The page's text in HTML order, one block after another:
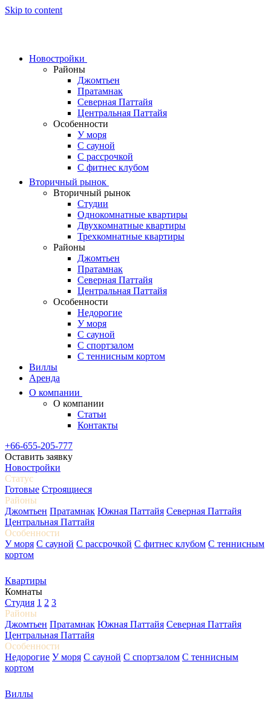
Skip to content
Новостройки
Районы
Джомтьен
Пратамнак
Северная Паттайя
Центральная Паттайя
Особенности
У моря
С сауной
С рассрочкой
С фитнес клубом
Вторичный рынок
Вторичный рынок
Студии
Однокомнатные квартиры
Двухкомнатные квартиры
Трехкомнатные квартиры
Районы
Джомтьен
Пратамнак
Северная Паттайя
Центральная Паттайя
Особенности
Недорогие
У моря
С сауной
С спортзалом
С теннисным кортом
Виллы
Аренда
О компании
О компании
Статьи
Контакты
+66-655-205-777
Оставить заявку
Новостройки
Статус
Готовые Строящиеся
Районы
Джомтьен Пратамнак Южная Паттайя Северная Паттайя
Центральная Паттайя
Особенности
У моря С сауной С рассрочкой С фитнес клубом С теннисным
кортом
Квартиры
Комнаты
Студия 1 2 3
Районы
Джомтьен Пратамнак Южная Паттайя Северная Паттайя
Центральная Паттайя
Особенности
Недорогие У моря С сауной С спортзалом С теннисным
кортом
Виллы